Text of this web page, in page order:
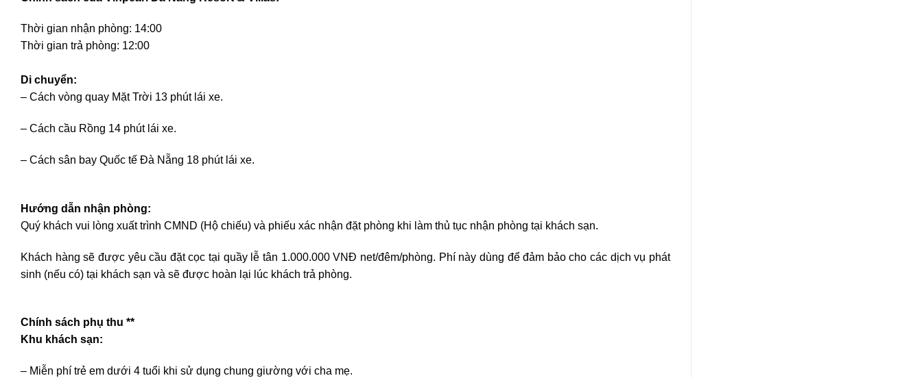
Thời gian nhận phòng: 14:00
Thời gian trả phòng: 12:00
Di chuyển:
– Cách vòng quay Mặt Trời 13 phút lái xe.
– Cách cầu Rồng 14 phút lái xe.
– Cách sân bay Quốc tế Đà Nẵng 18 phút lái xe.
Hướng dẫn nhận phòng:
Quý khách vui lòng xuất trình CMND (Hộ chiếu) và phiếu xác nhận đặt phòng khi làm thủ tục nhận phòng tại khách sạn.
Khách hàng sẽ được yêu cầu đặt cọc tại quầy lễ tân 1.000.000 VNĐ net/đêm/phòng. Phí này dùng để đảm bảo cho các dịch vụ phát
sinh (nếu có) tại khách sạn và sẽ được hoàn lại lúc khách trả phòng.
Chính sách phụ thu **
Khu khách sạn:
– Miễn phí trẻ em dưới 4 tuổi khi sử dụng chung giường với cha mẹ.